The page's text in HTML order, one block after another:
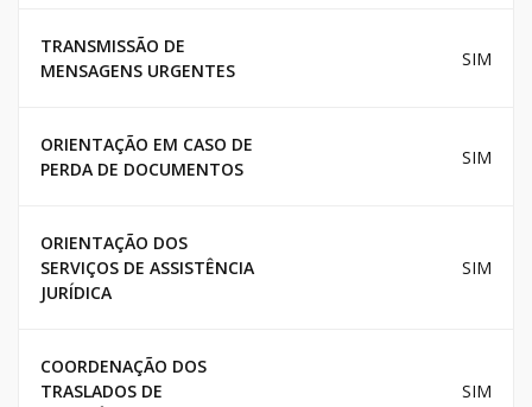
TRANSMISSÃO DE
MENSAGENS URGENTES
SIM
ORIENTAÇÃO EM CASO DE
PERDA DE DOCUMENTOS
SIM
ORIENTAÇÃO DOS
SERVIÇOS DE ASSISTÊNCIA
JURÍDICA
SIM
COORDENAÇÃO DOS
TRASLADOS DE
SIM